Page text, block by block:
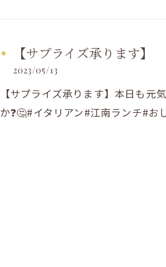
【サプライズ承ります】
2023/05/13
【サプライズ承ります】本日も
か❓️🤔#イタリアン#江南ランチ#